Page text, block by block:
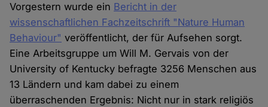
Vorgestern wurde ein Bericht in der
wissenschaftlichen Fachzeitschrift "Nature Human
Behaviour" veröffentlicht, der für Aufsehen sorgt.
Eine Arbeitsgruppe um Will M. Gervais von der
University of Kentucky befragte 3256 Menschen aus
13 Ländern und kam dabei zu einem
überraschenden Ergebnis: Nicht nur in stark religiös